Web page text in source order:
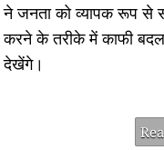
ने जनता को व्यापक रूप से
करने के तरीके में काफी
देखेंगे।